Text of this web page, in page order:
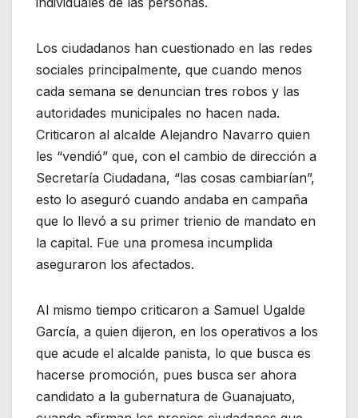
Los ciudadanos han cuestionado en las redes
sociales principalmente, que cuando menos
cada semana se denuncian tres robos y las
autoridades municipales no hacen nada.
Criticaron al alcalde Alejandro Navarro quien
les “vendió” que, con el cambio de dirección a
Secretaría Ciudadana, “las cosas cambiarían”,
esto lo aseguró cuando andaba en campaña
que lo llevó a su primer trienio de mandato en
la capital. Fue una promesa incumplida
aseguraron los afectados.
Al mismo tiempo criticaron a Samuel Ugalde
García, a quien dijeron, en los operativos a los
que acude el alcalde panista, lo que busca es
hacerse promoción, pues busca ser ahora
candidato a la gubernatura de Guanajuato,